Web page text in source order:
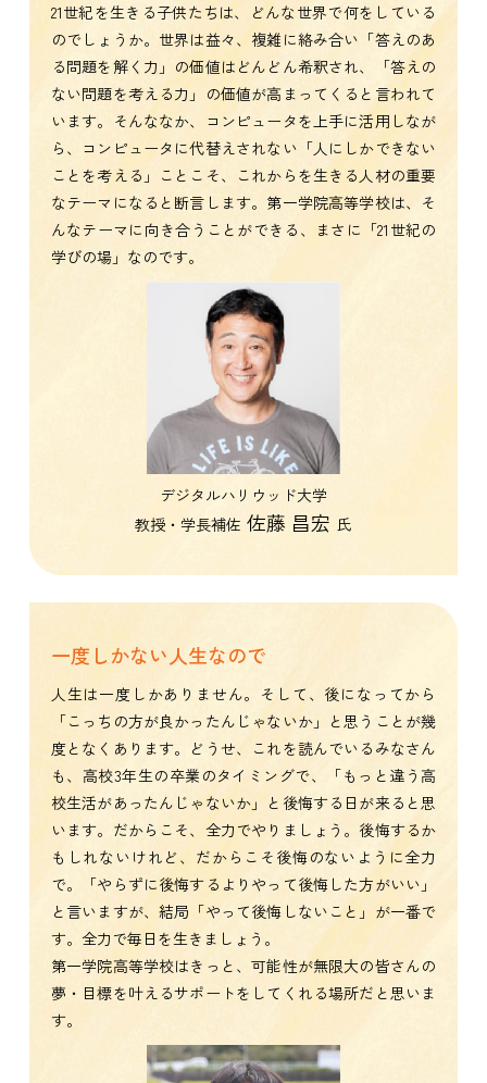
デジタルハリウッド大学
教授・学長補佐 佐藤 昌宏 氏
21世紀を生きる子供たちは、どんな世界で何をしている
のでしょうか。世界は益々、複雑に絡み合い「答えのあ
る問題を解く力」の価値はどんどん希釈され、「答えの
ない問題を考える力」の価値が高まってくると言われて
います。そんななか、コンピュータを上手に活用しなが
ら、コンピュータに代替えされない「人にしかできない
ことを考える」ことこそ、これからを生きる人材の重要
なテーマになると断言します。第一学院高等学校は、そ
んなテーマに向き合うことができる、まさに「21世紀の
学びの場」なのです。
一度しかない人生なので
人生は一度しかありません。そして、後になってから
「こっちの方が良かったんじゃないか」と思うことが幾
度となくあります。どうせ、これを読んでいるみなさん
も、高校3年生の卒業のタイミングで、「もっと違う高
校生活があったんじゃないか」と後悔する日が来ると思
います。だからこそ、全力でやりましょう。後悔するか
もしれないけれど、だからこそ後悔のないように全力
で。「やらずに後悔するよりやって後悔した方がいい」
と言いますが、結局「やって後悔しないこと」が一番で
す。全力で毎日を生きましょう。
第一学院高等学校はきっと、可能性が無限大の皆さんの
夢・目標を叶えるサポートをしてくれる場所だと思いま
す。